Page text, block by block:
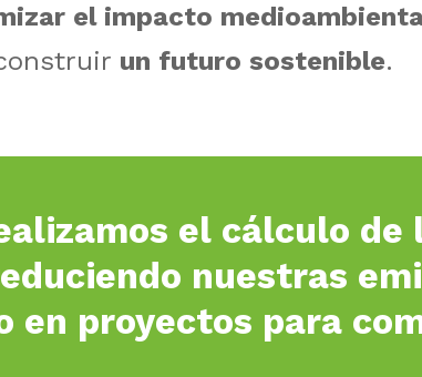
el impacto
un futuro sostenible.
el cálculo de
nuestras
en proyectos para